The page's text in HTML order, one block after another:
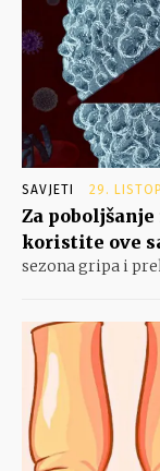
SAVJETI 29.
Za
koristite ove
sezona gripa i